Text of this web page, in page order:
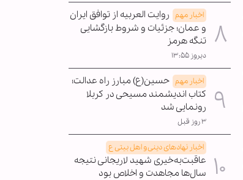
اخبار مهم روایت العربیه از توافق ایران
و عمان؛ جزئیات و شروط بازگشایی
تنگه هرمز
دیروز ۱۳:۵۵
اخبار مهم حسین(ع) مبارز راه عدالت؛
کتاب اندیشمند مسیحی در کربلا
رونمایی شد
۳ روز قبل
اخبار نهادهای دینی و اهل بیتی ع
عاقبت‌به‌خیری شهید لاریجانی نتیجه
سال‌ها مجاهدت و اخلاص بود